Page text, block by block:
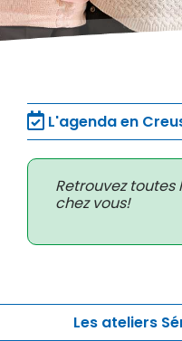
L'agenda en
Retrouvez
chez vous!
Les ateliers